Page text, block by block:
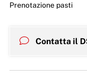
Prenotazione pasti
Contatta il